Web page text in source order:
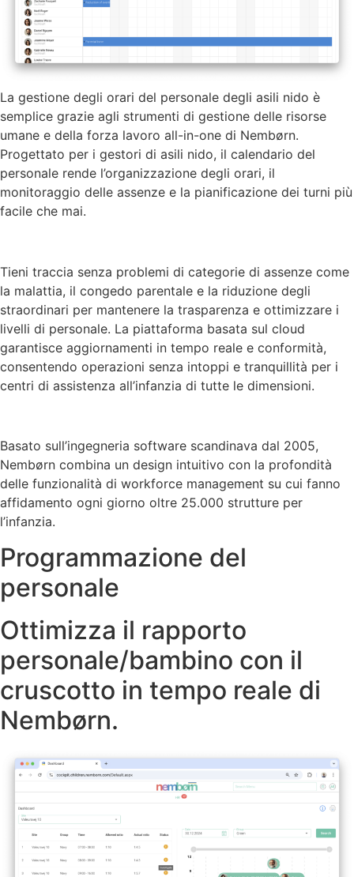
La gestione degli orari del personale degli asili nido è
semplice grazie agli strumenti di gestione delle risorse
umane e della forza lavoro all-in-one di Nembørn.
Progettato per i gestori di asili nido, il calendario del
personale rende l’organizzazione degli orari, il
monitoraggio delle assenze e la pianificazione dei turni più
facile che mai.
Tieni traccia senza problemi di categorie di assenze come
la malattia, il congedo parentale e la riduzione degli
straordinari per mantenere la trasparenza e ottimizzare i
livelli di personale. La piattaforma basata sul cloud
garantisce aggiornamenti in tempo reale e conformità,
consentendo operazioni senza intoppi e tranquillità per i
centri di assistenza all’infanzia di tutte le dimensioni.
Basato sull’ingegneria software scandinava dal 2005,
Nembørn combina un design intuitivo con la profondità
delle funzionalità di workforce management su cui fanno
affidamento ogni giorno oltre 25.000 strutture per
l’infanzia.
Programmazione del
personale
Ottimizza il rapporto
personale/bambino con il
cruscotto in tempo reale di
Nembørn.